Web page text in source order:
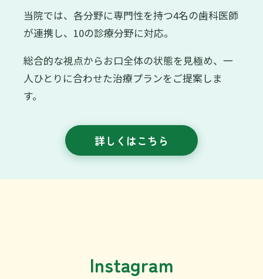
当院では、各分野に専門性を持つ4名の歯科医師
が連携し、10の診療分野に対応。
総合的な視点からお口全体の状態を見極め、一
人ひとりに合わせた治療プランをご提案しま
す。
詳しくはこちら
Instagram